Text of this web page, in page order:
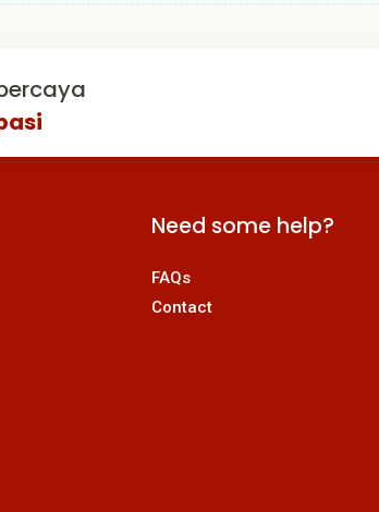
Need some help?
FAQs
Contact